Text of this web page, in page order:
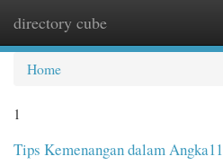
directory cube
Home
1
Tips Kemenangan dalam Angka11